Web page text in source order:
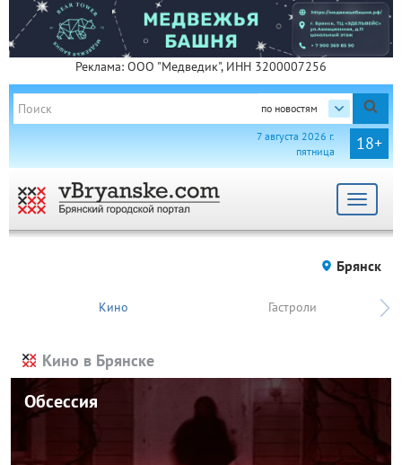
Реклама: ООО "Медведик", ИНН 3200007256
по новостям
18+
7 августа 2026 г.
пятница
Toggle
Брянск
Кино Гастроли
Кино в Брянске
Обсессия Обсессия
Год:
Страна: